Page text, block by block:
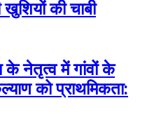
खुशियों की चाबी
के नेतृत्व में गांवों के
को प्राथमिकता: